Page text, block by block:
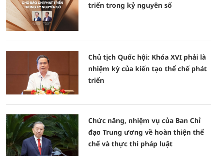
triển trong kỷ nguyên số
Chủ tịch Quốc hội: Khóa XVI phải là
nhiệm kỳ của kiến tạo thể chế phát
triển
Chức năng, nhiệm vụ của Ban Chỉ
đạo Trung ương về hoàn thiện thể
chế và thực thi pháp luật